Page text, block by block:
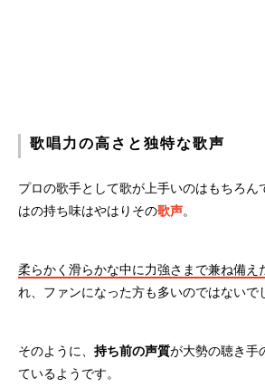
歌唱力の高さと独特な歌声
プロの歌手として歌が上手いのはもちろん
はの持ち味はやはりその歌声。
柔らかく滑らかな中に力強さまで兼ね備え
れ、ファンになった方も多いのではないで
そのように、 持ち前の声質が大勢の聴き手
ているようです。